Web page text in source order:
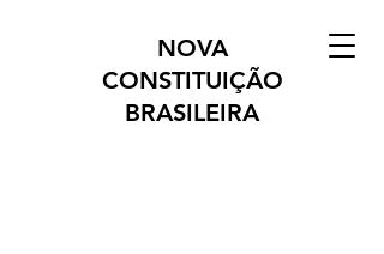
NOVA
CONSTITUIÇÃO
BRASILEIRA